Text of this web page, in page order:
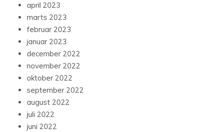
april 2023
marts 2023
februar 2023
januar 2023
december 2022
november 2022
oktober 2022
september 2022
august 2022
juli 2022
juni 2022